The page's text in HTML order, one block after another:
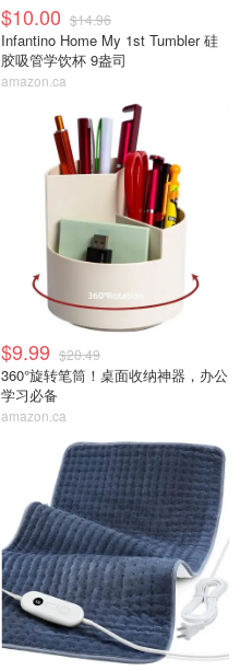
$10.00 $14.96
Infantino Home My 1st Tumbler 硅
胶吸管学饮杯 9盎司
amazon.ca
$9.99 $20.49
360°旋转笔筒！桌面收纳神器，办公
学习必备
amazon.ca